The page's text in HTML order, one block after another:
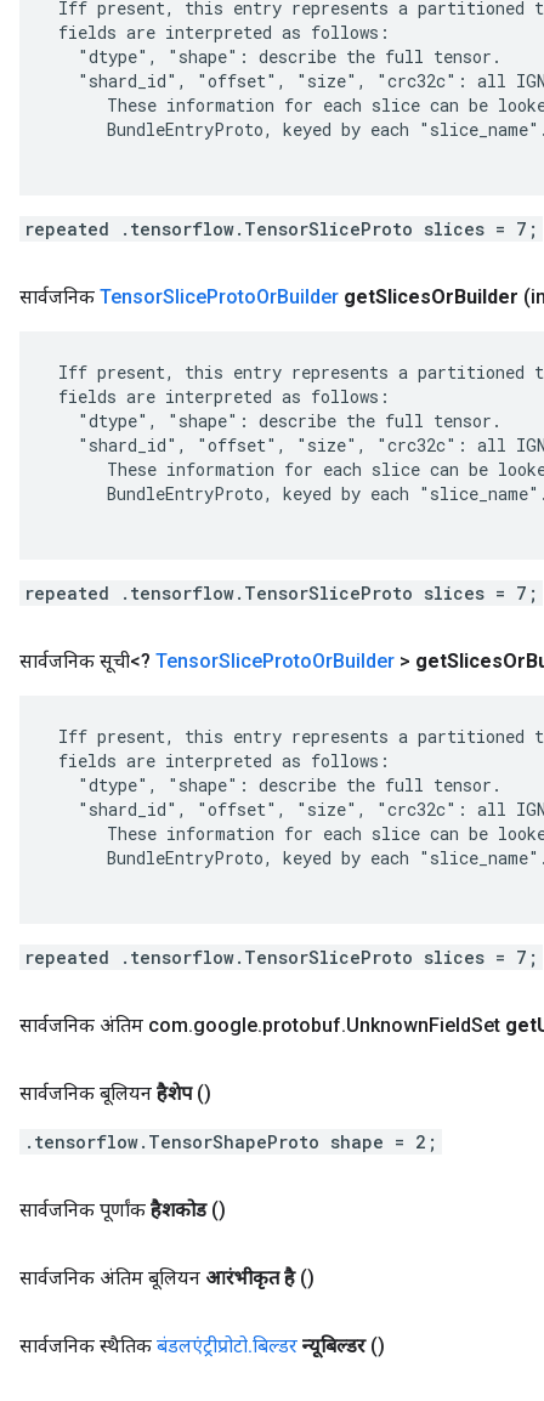
Iff present, this entry represents a partitioned
fields are interpreted as follows:
   "dtype", "shape": describe the full tensor.
"shard_id", "offset", "size", "crc32c": all
These information for each slice can be
BundleEntryProto, keyed by each
repeated .tensorflow.TensorSliceProto slices = 7;
सार्वजनिक TensorSliceProtoOrBuilder getSlicesOrBuilder
Iff present, this entry represents a partitioned
fields are interpreted as follows:
   "dtype", "shape": describe the full tensor.
"shard_id", "offset", "size", "crc32c": all
These information for each slice can be
BundleEntryProto, keyed by each
repeated .tensorflow.TensorSliceProto slices = 7;
सार्वजनिक सूची<? TensorSliceProtoOrBuilder > getSlicesOr
Iff present, this entry represents a partitioned
fields are interpreted as follows:
   "dtype", "shape": describe the full tensor.
"shard_id", "offset", "size", "crc32c": all
These information for each slice can be
BundleEntryProto, keyed by each
repeated .tensorflow.TensorSliceProto slices = 7;
सार्वजनिक अंतिम com.google.protobuf.UnknownFieldSet get
सार्वजनिक बूलियन हैशेप ()
.tensorflow.TensorShapeProto shape = 2;
सार्वजनिक पूर्णांक हैशकोड ()
सार्वजनिक अंतिम बूलियन आरंभीकृत है ()
सार्वजनिक स्थैतिक बंडलएंट्रीप्रोटो.बिल्डर न्यूबिल्डर ()